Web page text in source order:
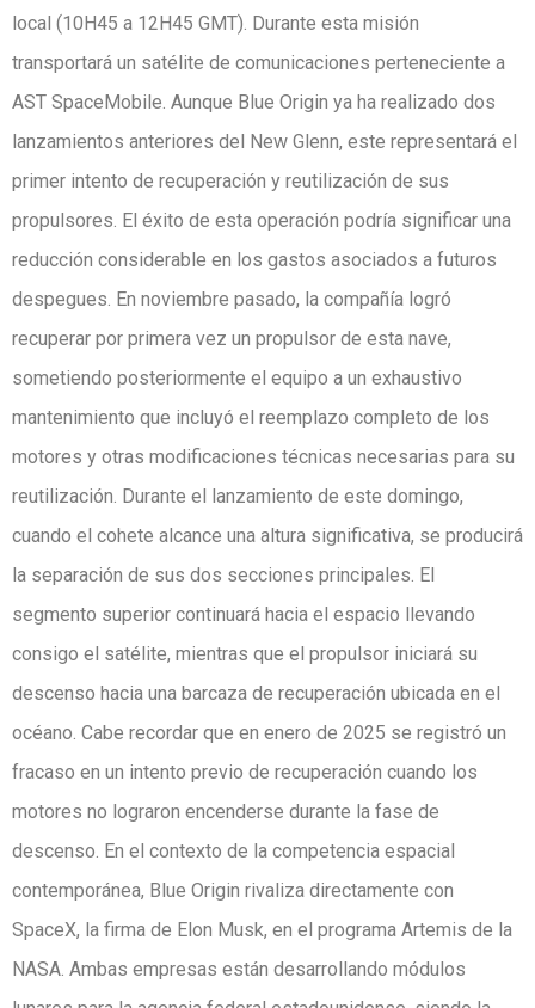
local (10H45 a 12H45 GMT). Durante esta misión
transportará un satélite de comunicaciones perteneciente a
AST SpaceMobile. Aunque Blue Origin ya ha realizado dos
lanzamientos anteriores del New Glenn, este representará el
primer intento de recuperación y reutilización de sus
propulsores. El éxito de esta operación podría significar una
reducción considerable en los gastos asociados a futuros
despegues. En noviembre pasado, la compañía logró
recuperar por primera vez un propulsor de esta nave,
sometiendo posteriormente el equipo a un exhaustivo
mantenimiento que incluyó el reemplazo completo de los
motores y otras modificaciones técnicas necesarias para su
reutilización. Durante el lanzamiento de este domingo,
cuando el cohete alcance una altura significativa, se producirá
la separación de sus dos secciones principales. El
segmento superior continuará hacia el espacio llevando
consigo el satélite, mientras que el propulsor iniciará su
descenso hacia una barcaza de recuperación ubicada en el
océano. Cabe recordar que en enero de 2025 se registró un
fracaso en un intento previo de recuperación cuando los
motores no lograron encenderse durante la fase de
descenso. En el contexto de la competencia espacial
contemporánea, Blue Origin rivaliza directamente con
SpaceX, la firma de Elon Musk, en el programa Artemis de la
NASA. Ambas empresas están desarrollando módulos